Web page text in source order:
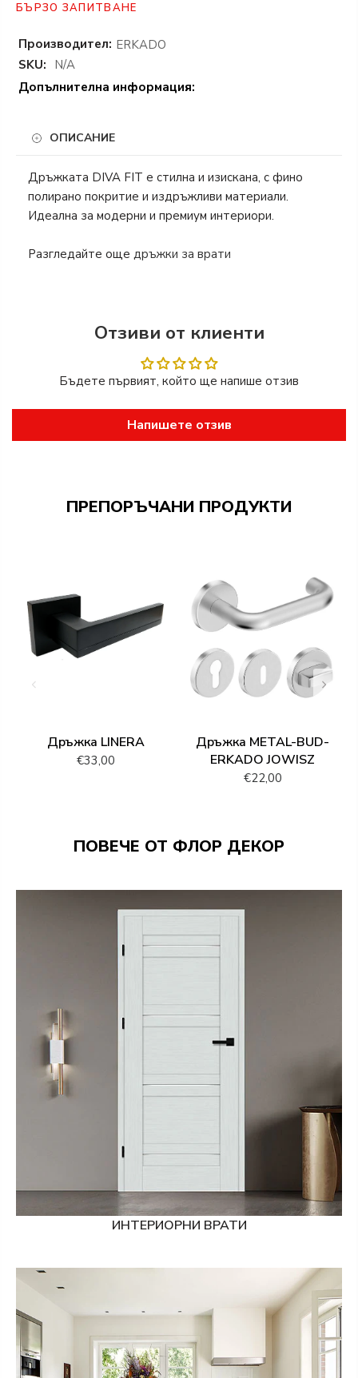
БЪРЗО ЗАПИТВАНЕ
Производител: ERKADO
SKU: N/A
Допълнителна информация:
ОПИСАНИЕ
Дръжката DIVA FIT е стилна и изискана, с фино
полирано покритие и издръжливи материали.
Идеална за модерни и премиум интериори.
Разгледайте още дръжки за врати
Отзиви от клиенти
Бъдете първият, който ще напише отзив
Напишете отзив
ПРЕПОРЪЧАНИ ПРОДУКТИ
Дръжка LINERA
€33,00
Дръжка METAL-BUD-
ERKADO JOWISZ
€22,00
ПОВЕЧЕ ОТ ФЛОР ДЕКОР
ИНТЕРИОРНИ ВРАТИ